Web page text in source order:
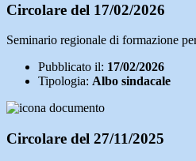
Circolare del 17/02/2026
Seminario regionale di formazione
Pubblicato il: 17/02/2026
Tipologia: Albo sindacale
Circolare del 27/11/2025